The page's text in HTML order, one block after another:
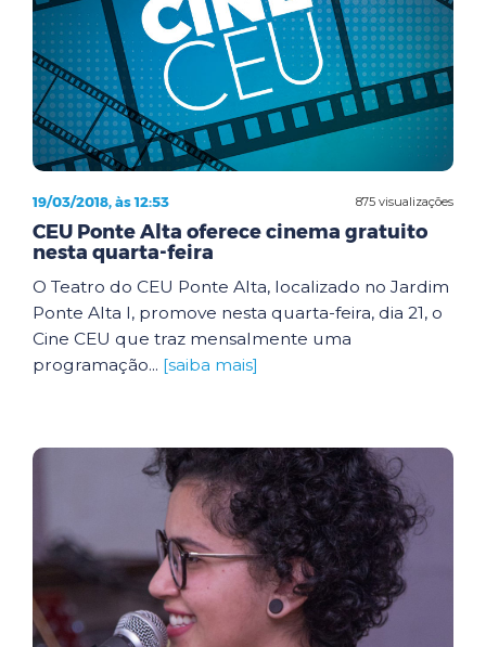
875 visualizações
19/03/2018, às 12:53
CEU Ponte Alta oferece cinema gratuito
nesta quarta-feira
O Teatro do CEU Ponte Alta, localizado no Jardim
Ponte Alta I, promove nesta quarta-feira, dia 21, o
Cine CEU que traz mensalmente uma
programação... [saiba mais]